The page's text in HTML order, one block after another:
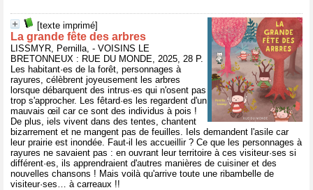
[texte imprimé]
La grande fête des arbres
LISSMYR, Pernilla, - VOISINS LE
BRETONNEUX : RUE DU MONDE, 2025, 28 P.
Les habitant·es de la forêt, personnages à
rayures, célèbrent joyeusement les arbres
lorsque débarquent des intrus·es qui n'osent pas
trop s'approcher. Les fêtard·es les regardent d'un
mauvais œil car ce sont des individus à pois !
De plus, iels vivent dans des tentes, chantent
bizarrement et ne mangent pas de feuilles. Iels demandent l'asile car
leur prairie est inondée. Faut-il les accueillir ? Ce que les personnages à
rayures ne savaient pas : en ouvrant leur territoire à ces visiteur·ses si
différent·es, ils apprendraient d'autres manières de cuisiner et des
nouvelles chansons ! Mais voilà qu'arrive toute une ribambelle de
visiteur·ses… à carreaux !!